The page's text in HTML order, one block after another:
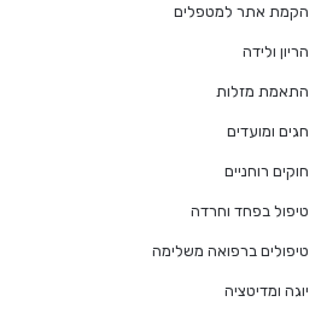
הקמת אתר למטפלים
הריון ולידה
התאמת מזלות
חגים ומועדים
חוקים רוחניים
טיפול בפחד וחרדה
טיפולים ברפואה משלימה
יוגה ומדיטציה